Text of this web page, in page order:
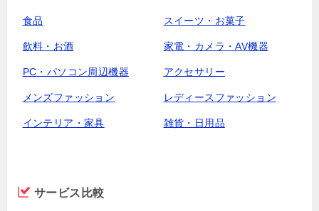
食品 スイーツ・お菓子
飲料・お酒 家電・カメラ・AV機器
PC・パソコン周辺機器 アクセサリー
メンズファッション レディースファッション
インテリア・家具 雑貨・日用品
サービス比較